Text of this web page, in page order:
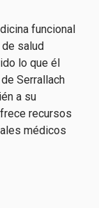
funcional
de salud
lo que él
Serrallach
a su
recursos
médicos